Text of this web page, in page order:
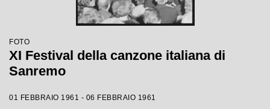
FOTO
XI Festival della canzone italiana di
Sanremo
01 FEBBRAIO 1961 - 06 FEBBRAIO 1961